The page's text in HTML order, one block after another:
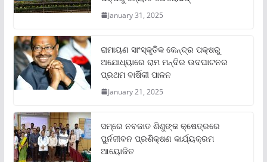
January 31, 2025
ରାମାୟଣ ସାଂସ୍କୃତିକ କେନ୍ଦ୍ର ପକ୍ଷରୁ
ଅଯୋଧ୍ୟାରେ ରାମ ମନ୍ଦିର ଉଦଘାଟନର
ପ୍ରଥମ ବାର୍ଷିକୀ ପାଳନ
January 21, 2025
ସମ୍‌ରେ ନବଜାତ ଶିଶୁଙ୍କ କ୍ଷେତ୍ରରେ
ପୁର୍ନଜୀବନ ପ୍ରଶିକ୍ଷଣ କାର୍ଯ୍ୟକ୍ରମ
ଆୟୋଜିତ